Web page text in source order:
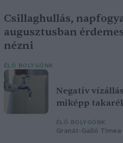
Csillaghullás,
augusztusban
nézni
ÉLŐ BOLYGÓNK
Negatív
miképp
ÉLŐ BOLYGÓNK
Granát-Galló Tímea